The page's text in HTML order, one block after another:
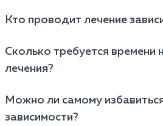
Кто проводит лечение
имеющие опыт работы с
поведенческих зависимостей.
Сколько требуется времени
лечения?
индивидуальных особенностей
обычно составляет от
Можно ли самому
зависимости?